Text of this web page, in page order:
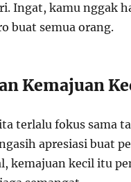
Ingat, kamu nggak
buat semua orang.
Kemajuan
terlalu fokus sama
apresiasi buat
kemajuan kecil itu